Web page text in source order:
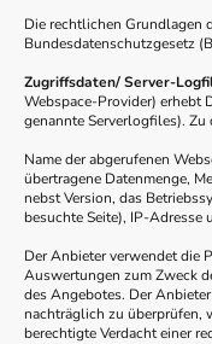
Die rechtlichen Grundlagen
Bundesdatenschutzgesetz
Zugriffsdaten/ Server-
Webspace-Provider) erhebt
genannte Serverlogfiles).
Name der abgerufenen
übertragene Datenmenge,
nebst Version, das
besuchte Seite), IP-Adresse
Der Anbieter verwendet die
Auswertungen zum Zweck
des Angebotes. Der
nachträglich zu überprüfen,
berechtigte Verdacht einer